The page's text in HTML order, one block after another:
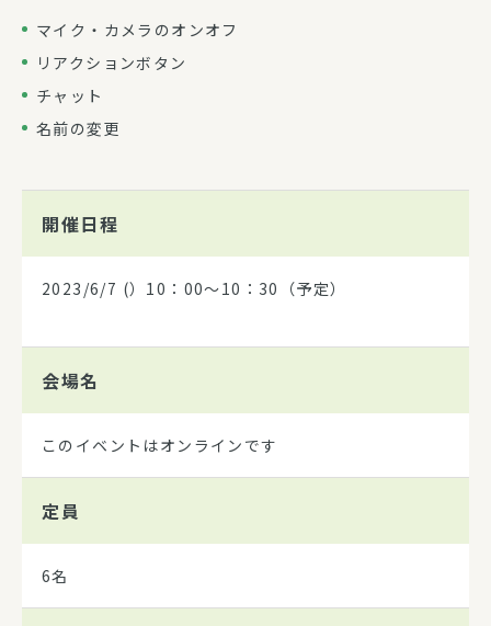
マイク・カメラのオンオフ
リアクションボタン
チャット
名前の変更
開催日程
2023/6/7 (）10：00～10：30（予定）
会場名
このイベントはオンラインです
定員
6名